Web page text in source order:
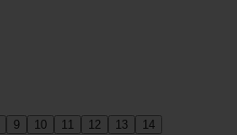
9 10 11 12 13 14